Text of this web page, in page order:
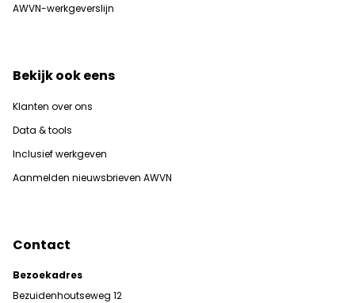
AWVN-werkgeverslijn
Bekijk ook eens
Klanten over ons
Data & tools
Inclusief werkgeven
Aanmelden nieuwsbrieven AWVN
Contact
Bezoekadres
Bezuidenhoutseweg 12